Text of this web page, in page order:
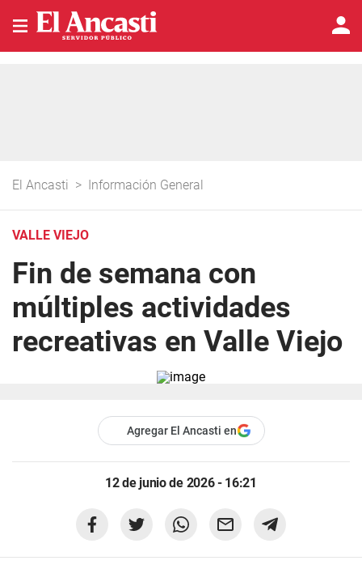
El Ancasti > Información General
VALLE VIEJO
Fin de semana con
múltiples actividades
recreativas en Valle Viejo
Agregar El Ancasti en
12 de junio de 2026 - 16:21